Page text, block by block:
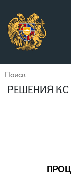
РЕШЕНИЯ КС